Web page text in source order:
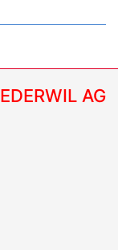
AG